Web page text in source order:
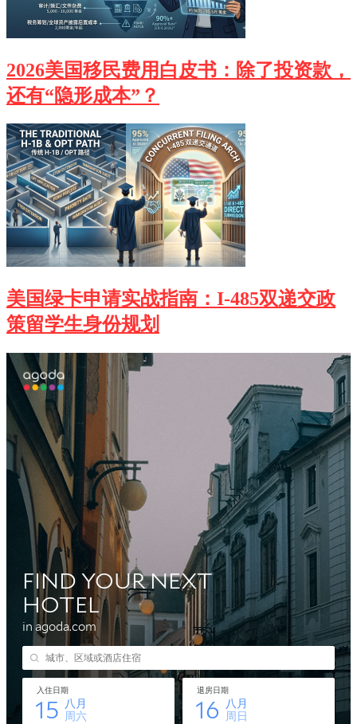
2026美国移民费用白皮书：除了投资款，
还有“隐形成本”？
美国绿卡申请实战指南：I-485双递交政
策留学生身份规划